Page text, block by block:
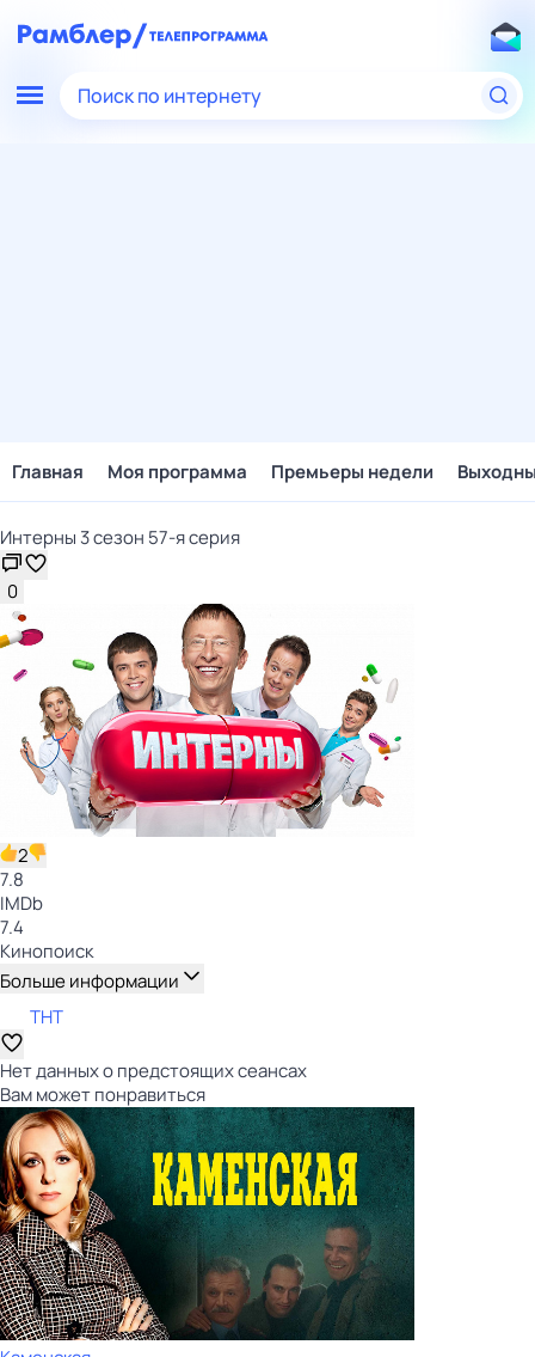
Поиск по интернету
Главная Моя программа Премьеры недели
Интерны 3 сезон 57-я серия
0
2
7.8
IMDb
7.4
Кинопоиск
Больше информации
ТНТ
Нет данных о предстоящих сеансах
Вам может понравиться